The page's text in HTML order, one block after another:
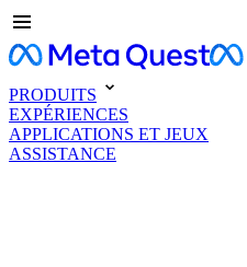
PRODUITS
EXPÉRIENCES
APPLICATIONS ET JEUX
ASSISTANCE